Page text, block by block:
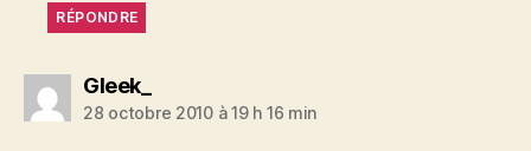
RÉPONDRE
Gleek_
28 octobre 2010 à 19 h 16 min